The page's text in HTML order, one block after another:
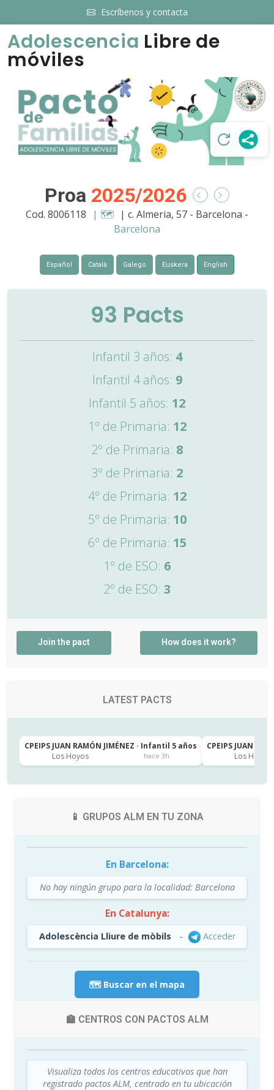
Escríbenos y contacta
Adolescencia Libre de
móviles
Proa 2025/2026
Cod. 8006118 | 🗺️ | c. Almeria, 57 - Barcelona -
Barcelona
Español Català Galego Euskera English
93 Pacts
Infantil 3 años: 4
Infantil 4 años: 9
Infantil 5 años: 12
1º de Primaria: 12
2º de Primaria: 8
3º de Primaria: 2
4º de Primaria: 12
5º de Primaria: 10
6º de Primaria: 15
1º de ESO: 6
2º de ESO: 3
Join the pact How does it work?
LATEST PACTS
CPEIPS JUAN RAMÓN JIMÉNEZ · Infantil 5 años
Los Hoyos
hace 3h
CPEIPS JUAN
Los Hoyos
📱 GRUPOS ALM EN TU ZONA
En Barcelona:
No hay ningún grupo para la localidad: Barcelona
En Catalunya:
Adolescència Lliure de mòbils - Acceder
🗺️ Buscar en el mapa
🏫 CENTROS CON PACTOS ALM
Visualiza todos los centros educativos que han
registrado pactos ALM, centrado en tu ubicación